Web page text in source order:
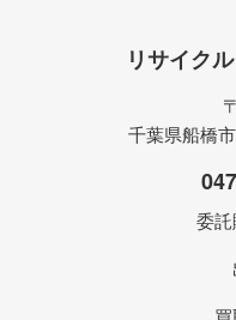
リサイク
千葉県船橋
委